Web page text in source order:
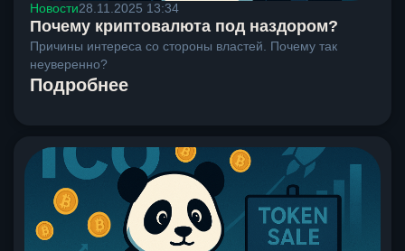
Новости28.11.2025 13:34
Почему криптовалюта под наздором?
Причины интереса со стороны властей. Почему так
неуверенно?
Подробнее